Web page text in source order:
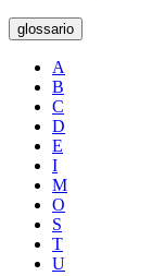
glossario
A
B
C
D
E
I
M
O
S
T
U